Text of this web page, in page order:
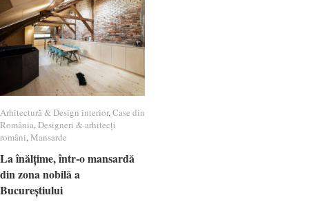
Arhitectură & Design interior,Case din
România,Designeri & arhitecți
români,Mansarde
La înălțime, într-o mansardă
din zona nobilă a
Bucureștiului
Arhitectură & Design interior Case din
România Designeri & arhitecți
români Mansarde
La înălțime, într-o mansardă
din zona nobilă a
Bucureștiului